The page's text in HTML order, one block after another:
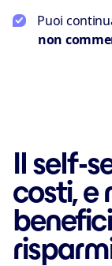
Puoi
non
Il self-
costi, e